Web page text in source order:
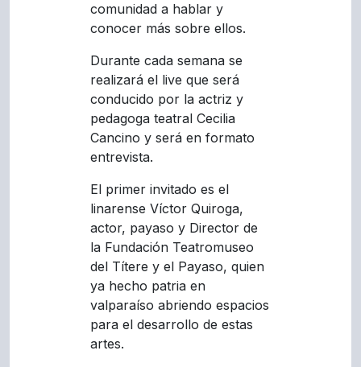
comunidad a hablar y
conocer más sobre ellos.
Durante cada semana se
realizará el live que será
conducido por la actriz y
pedagoga teatral Cecilia
Cancino y será en formato
entrevista.
El primer invitado es el
linarense Víctor Quiroga,
actor, payaso y Director de
la Fundación Teatromuseo
del Títere y el Payaso, quien
ya hecho patria en
valparaíso abriendo espacios
para el desarrollo de estas
artes.